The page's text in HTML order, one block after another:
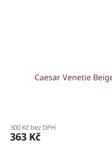
Caesar Venetie
300 Kč bez DPH
363 Kč